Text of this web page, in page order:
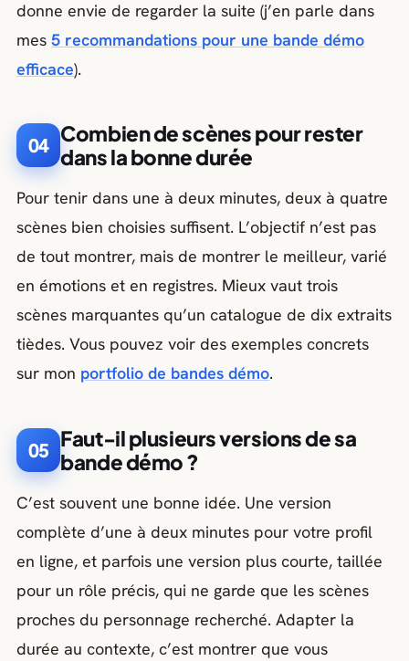
donne envie de regarder la suite (j’en parle dans
mes5 recommandations pour une bande démo
efficace).
04 Combien de scènes pour rester
dans la bonne durée
Pour tenir dans une à deux minutes, deux à quatre
scènes bien choisies suffisent. L’objectif n’est pas
de tout montrer, mais de montrer le meilleur, varié
en émotions et en registres. Mieux vaut trois
scènes marquantes qu’un catalogue de dix extraits
tièdes. Vous pouvez voir des exemples concrets
sur mon portfolio de bandes démo.
05 Faut-il plusieurs versions de sa
bande démo ?
C’est souvent une bonne idée. Une version
complète d’une à deux minutes pour votre profil
en ligne, et parfois une version plus courte, taillée
pour un rôle précis, qui ne garde que les scènes
proches du personnage recherché. Adapter la
durée au contexte, c’est montrer que vous